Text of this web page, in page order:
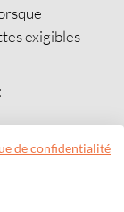
exigibles
des
de confidentialité